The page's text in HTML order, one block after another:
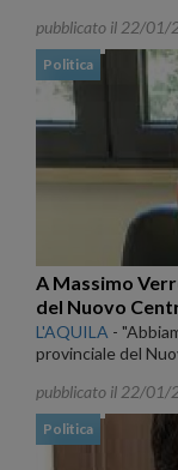
pubblicato il 22/01/
Politica
A Massimo
del Nuovo
L'AQUILA -
provinciale del
pubblicato il 22/01/
Politica